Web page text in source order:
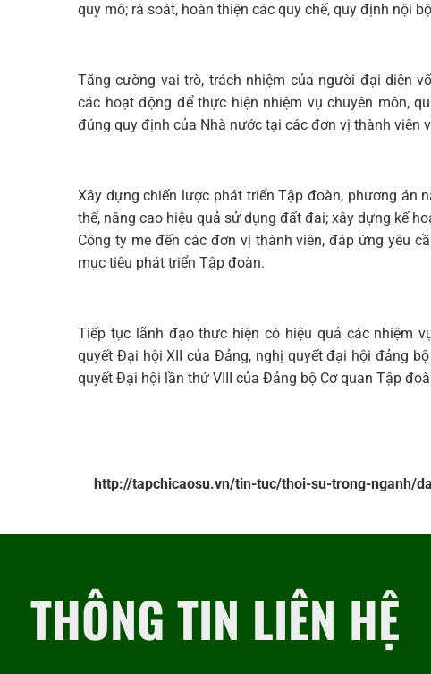
quy mô; rà soát, hoàn thiện các quy chế, quy định nội
Tăng cường vai trò, trách nhiệm của người đại diện
các hoạt động để thực hiện nhiệm vụ chuyên môn,
đúng quy định của Nhà nước tại các đơn vị thành viên
Xây dựng chiến lược phát triển Tập đoàn, phương án
thế, nâng cao hiệu quả sử dụng đất đai; xây dựng kế
Công ty mẹ đến các đơn vị thành viên, đáp ứng yêu
mục tiêu phát triển Tập đoàn.
Tiếp tục lãnh đạo thực hiện có hiệu quả các nhiệm
quyết Đại hội XII của Đảng, nghị quyết đại hội đảng
quyết Đại hội lần thứ VIII của Đảng bộ Cơ quan Tập
http://tapchicaosu.vn/tin-tuc/thoi-su-trong-nganh/
THÔNG TIN LIÊN HỆ